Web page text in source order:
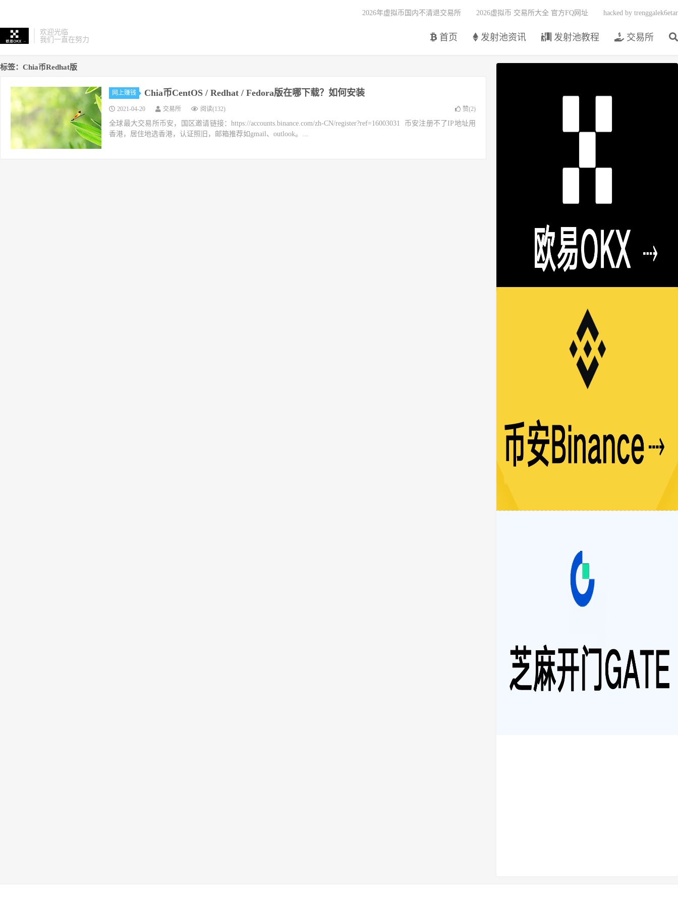
欢迎光临
我们一直在努力
首页 发射池资讯 发射池教程 交易所
2026年虚拟币国内不清退交易所 2026虚拟币 交易所大全 官方FQ网址 hacked by trenggalek6etar
标签：Chia币Redhat版
网上赚钱 Chia币CentOS / Redhat / Fedora版在哪下载？如何安装
2021-04-20 交易所 阅读(132) 赞(2)
全球最大交易所币安，国区邀请链接：https://accounts.binance.com/zh-CN/register?ref=16003031 币安注册不了IP地址用
香港，居住地选香港，认证照旧，邮箱推荐如gmail、outlook。...